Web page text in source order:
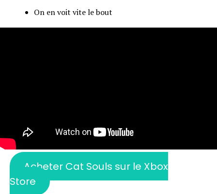
On en voit vite le bout
Acheter Cat Souls sur le Xbox
Store